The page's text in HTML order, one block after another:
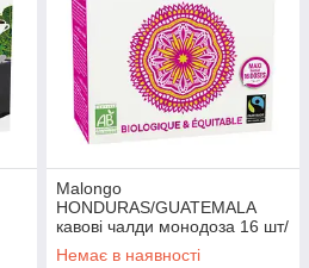
Malongo
HONDURAS/GUATEMALA
кавові чалди монодоза 16 шт/
таблеток
Немає в наявності